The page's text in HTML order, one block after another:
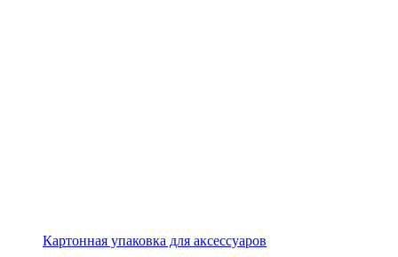
Картонная упаковка для аксессуаров